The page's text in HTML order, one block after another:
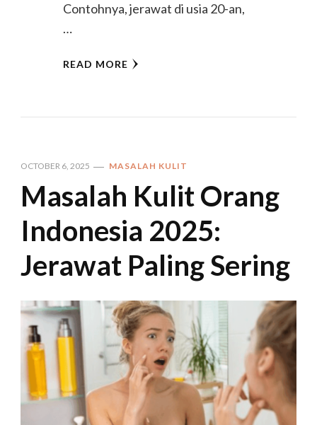
Contohnya, jerawat di usia 20-an,
…
READ MORE
OCTOBER 6, 2025 MASALAH KULIT
Masalah Kulit Orang
Indonesia 2025:
Jerawat Paling Sering